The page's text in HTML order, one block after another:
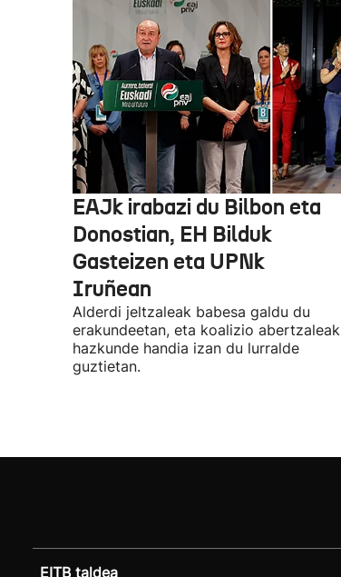
EAJk irabazi du Bilbon eta
Donostian, EH Bilduk
Gasteizen eta UPNk
Iruñean
Alderdi jeltzaleak babesa galdu du
erakundeetan, eta koalizio abertzaleak
hazkunde handia izan du lurralde
guztietan.
EITB taldea